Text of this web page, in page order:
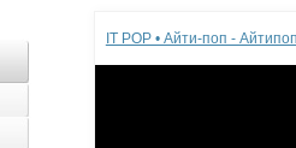
IT POP • Айти-поп -